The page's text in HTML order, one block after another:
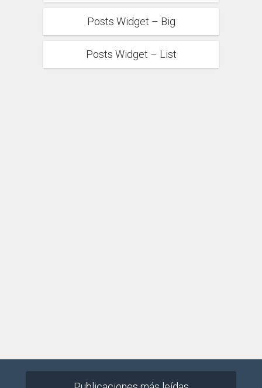
Posts Widget – Big
Posts Widget – List